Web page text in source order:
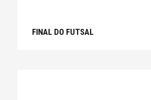
FINAL DO FUTSAL